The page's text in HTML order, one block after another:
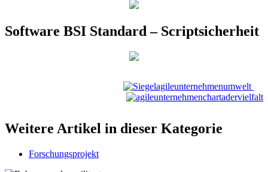
Software BSI Standard – Scriptsicherheit
Weitere Artikel in dieser Kategorie
Forschungsprojekt